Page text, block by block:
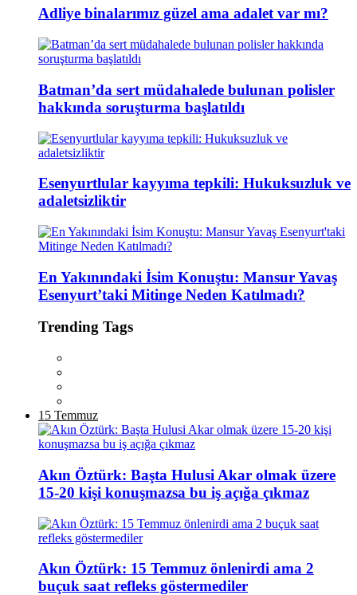
Adliye binalarımız güzel ama adalet var mı?
Batman’da sert müdahalede bulunan polisler
hakkında soruşturma başlatıldı
Esenyurtlular kayyıma tepkili: Hukuksuzluk ve
adaletsizliktir
En Yakınındaki İsim Konuştu: Mansur Yavaş
Esenyurt’taki Mitinge Neden Katılmadı?
Trending Tags
15 Temmuz
Akın Öztürk: Başta Hulusi Akar olmak üzere
15-20 kişi konuşmazsa bu iş açığa çıkmaz
Akın Öztürk: 15 Temmuz önlenirdi ama 2
buçuk saat refleks göstermediler